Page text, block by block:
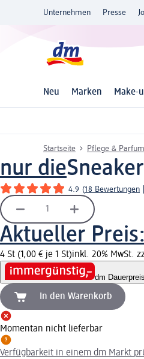
Unternehmen Presse
Neu Marken Make-
Startseite Pflege & Parfum
nur die
4.9 (18 Bewertungen
Aktueller Preis:
4 St (1,00 € je 1 St)inkl. 20% MwSt.
dm Dauerpreis
In den Warenkorb
Momentan nicht lieferbar
Verfügbarkeit in einem dm Markt